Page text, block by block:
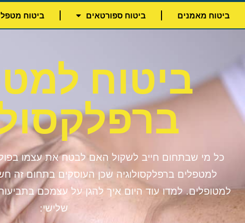
ביטוח מאמנים
ביטוח ספורטאים ביטוח
ביטוח
כל מי שבתחום חייב לשקול האם לבטח את עצמו
למטפלים ברפלקסולוגיה שכן העוסקים בתחום זה
למטופלים. למדו עוד היום איך להגן על עצמכם
שלישי: